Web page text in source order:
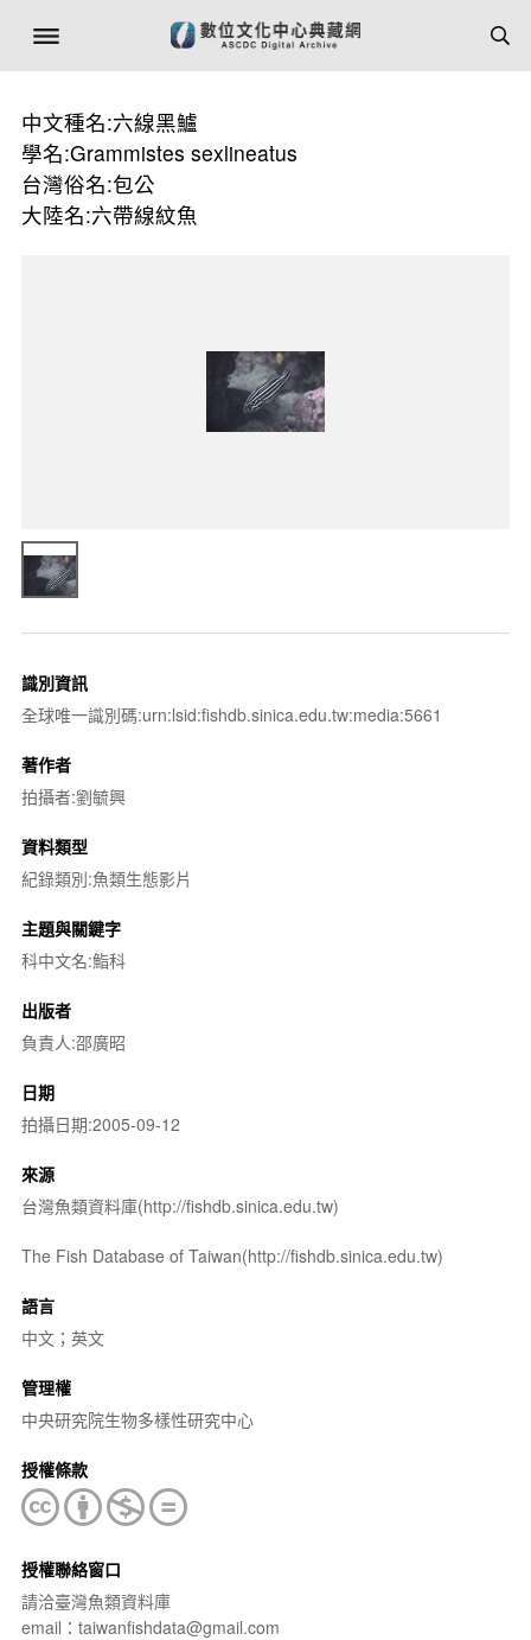
中文種名:六線黑鱸
學名:Grammistes sexlineatus
台灣俗名:包公
大陸名:六帶線紋魚
識別資訊
全球唯一識別碼:urn:lsid:fishdb.sinica.edu.tw:media:5661
著作者
拍攝者:劉毓興
資料類型
紀錄類別:魚類生態影片
主題與關鍵字
科中文名:鮨科
出版者
負責人:邵廣昭
日期
拍攝日期:2005-09-12
來源
台灣魚類資料庫(http://fishdb.sinica.edu.tw)
The Fish Database of Taiwan(http://fishdb.sinica.edu.tw)
語言
中文；英文
管理權
中央研究院生物多樣性研究中心
授權條款
授權聯絡窗口
請洽臺灣魚類資料庫
email：taiwanfishdata@gmail.com